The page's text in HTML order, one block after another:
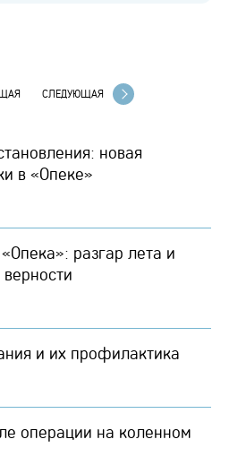
СЛЕДУЮЩАЯ
новая
в «Опеке»
разгар лета и
и их профилактика
операции на коленном